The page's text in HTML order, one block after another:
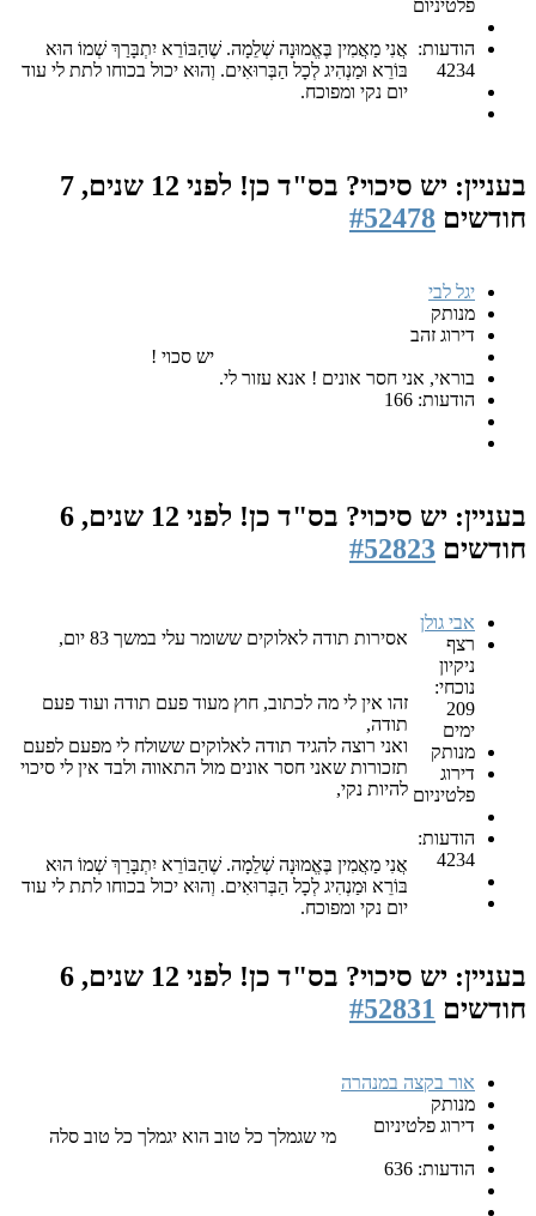
פלטיניום
הודעות:
4234
אֲנִי מַאֲמִין בֶּאֱמוּנָה שְׁלֵמָה. שֶׁהַבּוֹרֵא יִתְבָּרַךְ שְׁמוֹ הוּא
בּוֹרֵא וּמַנְהִיג לְכָל הַבְּרוּאִים. וְהוּא יכול בכוחו לתת לי עוד
יום נקי ומפוכח.
בעניין: יש סיכוי? בס"ד כן!
לפני 12 שנים, 7
חודשים #52478
יגל לבי
מנותק
דירוג זהב
בוראי, אני חסר אונים ! אנא עזור לי.
הודעות: 166
יש סכוי !
בעניין: יש סיכוי? בס"ד כן!
לפני 12 שנים, 6
חודשים #52823
אבי גולן
רצף
ניקיון
נוכחי:
209
ימים
מנותק
דירוג
פלטיניום
הודעות:
4234
אסירות תודה לאלוקים ששומר עלי במשך 83 יום,
זהו אין לי מה לכתוב, חוץ מעוד פעם תודה ועוד פעם
תודה,
ואני רוצה להגיד תודה לאלוקים ששולח לי מפעם לפעם
תזכורות שאני חסר אונים מול התאווה ולבד אין לי סיכוי
להיות נקי,
אֲנִי מַאֲמִין בֶּאֱמוּנָה שְׁלֵמָה. שֶׁהַבּוֹרֵא יִתְבָּרַךְ שְׁמוֹ הוּא
בּוֹרֵא וּמַנְהִיג לְכָל הַבְּרוּאִים. וְהוּא יכול בכוחו לתת לי עוד
יום נקי ומפוכח.
בעניין: יש סיכוי? בס"ד כן!
לפני 12 שנים, 6
חודשים #52831
אור בקצה במנהרה
מנותק
דירוג פלטיניום
הודעות: 636
מי שגמלך כל טוב הוא יגמלך כל טוב סלה